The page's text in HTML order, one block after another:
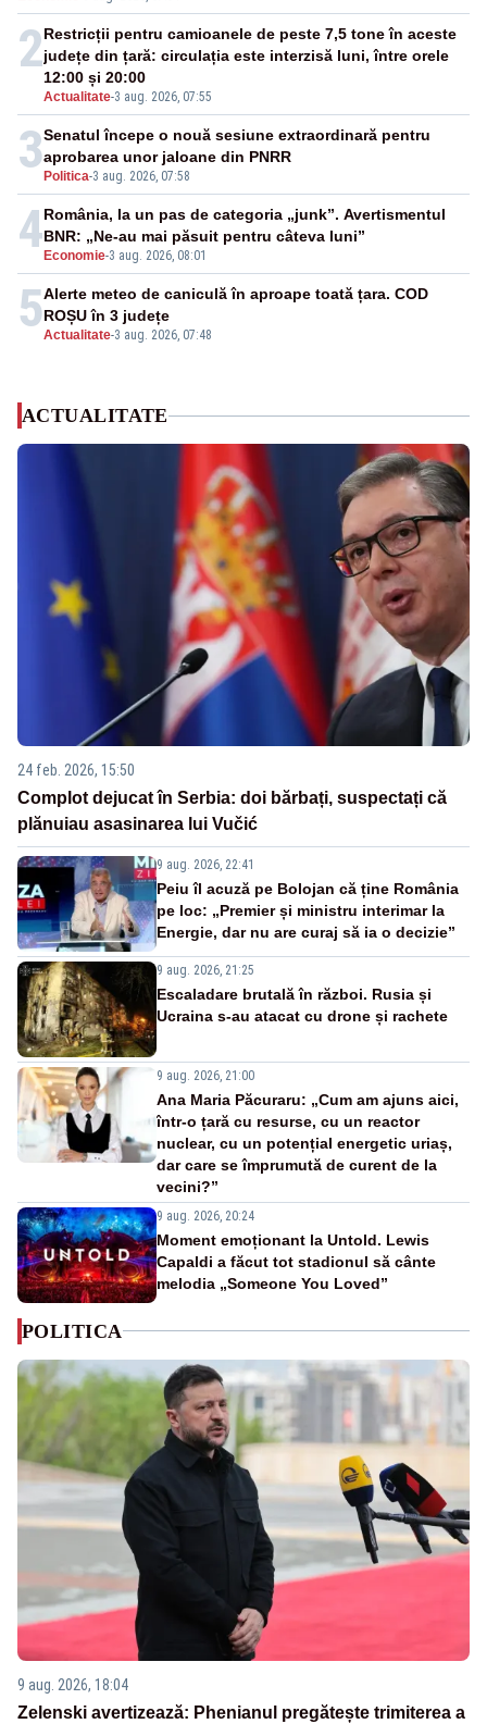
2
Actualitate-3 aug. 2026, 07:55
Restricții pentru camioanele de peste 7,5 tone în aceste
județe din țară: circulația este interzisă luni, între orele
12:00 și 20:00
3 Politica-3 aug. 2026, 07:58
Senatul începe o nouă sesiune extraordinară pentru
aprobarea unor jaloane din PNRR
4 Economie-3 aug. 2026, 08:01
România, la un pas de categoria „junk”. Avertismentul
BNR: „Ne-au mai păsuit pentru câteva luni”
5Actualitate-3 aug. 2026, 07:48
Alerte meteo de caniculă în aproape toată țara. COD
ROȘU în 3 județe
ACTUALITATE
24 feb. 2026, 15:50
Complot dejucat în Serbia: doi bărbați, suspectați că
plănuiau asasinarea lui Vučić
9 aug. 2026, 22:41
Peiu îl acuză pe Bolojan că ține România
pe loc: „Premier și ministru interimar la
Energie, dar nu are curaj să ia o decizie”
9 aug. 2026, 21:25
Escaladare brutală în război. Rusia și
Ucraina s-au atacat cu drone și rachete
9 aug. 2026, 21:00
Ana Maria Păcuraru: „Cum am ajuns aici,
într-o țară cu resurse, cu un reactor
nuclear, cu un potențial energetic uriaș,
dar care se împrumută de curent de la
vecini?”
9 aug. 2026, 20:24
Moment emoționant la Untold. Lewis
Capaldi a făcut tot stadionul să cânte
melodia „Someone You Loved”
POLITICA
9 aug. 2026, 18:04
Zelenski avertizează: Phenianul pregătește trimiterea a